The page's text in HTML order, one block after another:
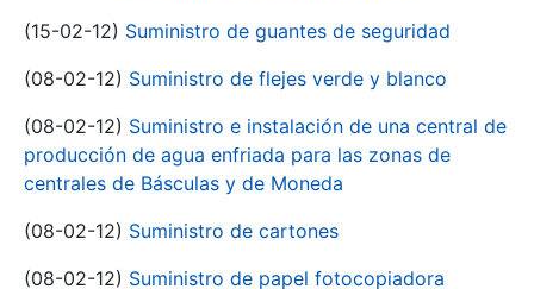
(15-02-12) Suministro de guantes de seguridad
(08-02-12) Suministro de flejes verde y blanco
(08-02-12) Suministro e instalación de una central de
producción de agua enfriada para las zonas de
centrales de Básculas y de Moneda
(08-02-12) Suministro de cartones
(08-02-12) Suministro de papel fotocopiadora